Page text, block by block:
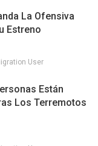
La Ofensiva
Estreno
User
Están
Los Terremotos